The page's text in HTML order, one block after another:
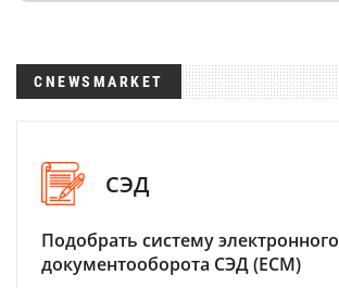
CNEWSMARKET
СЭД
Подобрать систему электронного
документооборота СЭД (ECM)